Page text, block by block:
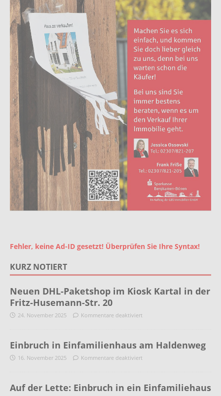
Fehler, keine Ad-ID gesetzt! Überprüfen Sie Ihre Syntax!
KURZ NOTIERT
Neuen DHL-Paketshop im Kiosk Kartal in der
Fritz-Husemann-Str. 20
24. November 2025 Kommentare deaktiviert
Einbruch in Einfamilienhaus am Haldenweg
16. November 2025 Kommentare deaktiviert
Auf der Lette: Einbruch in ein Einfamiliehaus